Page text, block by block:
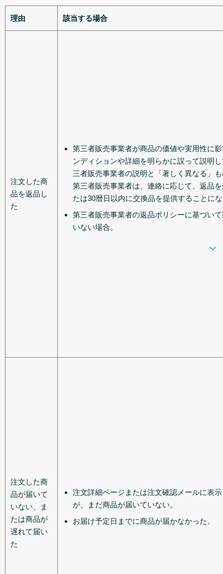
理由 該当する場合
注文した商
品を返品し
た
第三者販売事業者が商品の価値や実用性に
ンディションや詳細を明らかに誤って説明
三者販売事業者の説明と「著しく異なる」
第三者販売事業者は、連絡に応じて、返品
たは30暦日以内に交換品を提供することに
第三者販売事業者の返品ポリシーに基づい
いない場合。
注文した商
品が届いて
いない、ま
たは商品が
遅れて届い
た
注文詳細ページまたは注文確認メールに表
が、まだ商品が届いていない。
お届け予定日までに商品が届かなかった。